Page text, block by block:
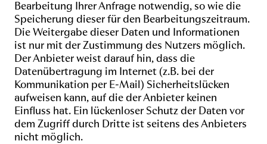
Bearbeitung Ihrer Anfrage notwendig, so wie die
Speicherung dieser für den Bearbeitungszeitraum.
Die Weitergabe dieser Daten und Informationen
ist nur mit der Zustimmung des Nutzers möglich.
Der Anbieter weist darauf hin, dass die
Datenübertragung im Internet (z.B. bei der
Kommunikation per E-Mail) Sicherheitslücken
aufweisen kann, auf die der Anbieter keinen
Einfluss hat. Ein lückenloser Schutz der Daten vor
dem Zugriff durch Dritte ist seitens des Anbieters
nicht möglich.